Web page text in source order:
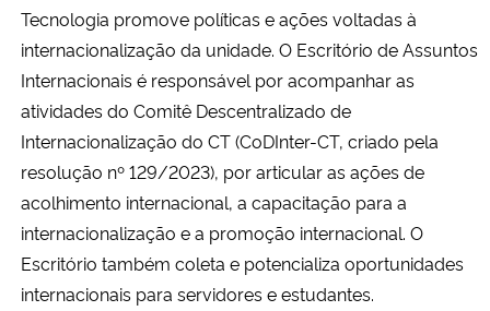
Ministério da Cidadania
Ministério da Saúde
Ministério de Minas e Energia
Ministério do Meio Ambiente
Ministério do Turismo
Tecnologia promove políticas e ações voltadas à
internacionalização da unidade. O Escritório de Assuntos
Internacionais é responsável por acompanhar as
atividades do Comitê Descentralizado de
Internacionalização do CT (CoDInter-CT, criado pela
resolução nº 129/2023), por articular as ações de
acolhimento internacional, a capacitação para a
internacionalização e a promoção internacional. O
Escritório também coleta e potencializa oportunidades
internacionais para servidores e estudantes.